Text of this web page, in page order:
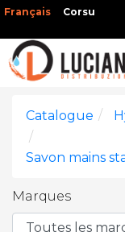
Français Corsu
Catalogue
Savon mains
Marques